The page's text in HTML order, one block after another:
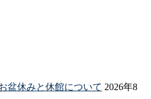
盆休みと休館について 2026年8